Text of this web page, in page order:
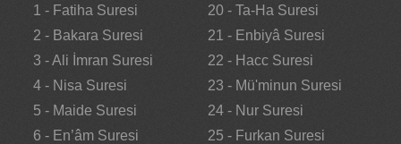
1 - Fatiha Suresi
2 - Bakara Suresi
3 - Ali İmran Suresi
4 - Nisa Suresi
5 - Maide Suresi
6 - En’âm Suresi
20 - Ta-Ha Suresi
21 - Enbiyâ Suresi
22 - Hacc Suresi
23 - Mü'minun Suresi
24 - Nur Suresi
25 - Furkan Suresi